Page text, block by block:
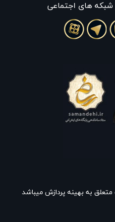
شبکه های اجتماعی
به بهینه پردازش میباشد